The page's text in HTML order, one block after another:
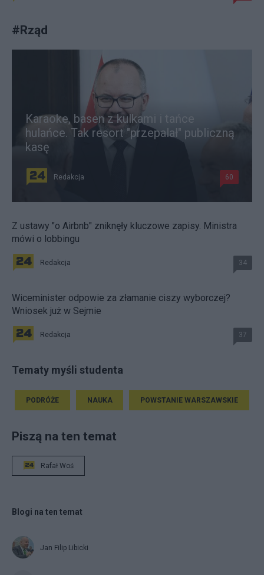
#Rząd
Karaoke, basen z kulkami i tańce
hulańce. Tak resort "przepalał" publiczną
kasę
Redakcja 60
Z ustawy "o Airbnb" zniknęły kluczowe zapisy. Ministra
mówi o lobbingu
Redakcja 34
Wiceminister odpowie za złamanie ciszy wyborczej?
Wniosek już w Sejmie
Redakcja 37
Tematy myśli studenta
PODRÓŻE NAUKA POWSTANIE WARSZAWSKIE
Piszą na ten temat
Rafał Woś
Blogi na ten temat
Jan Filip Libicki